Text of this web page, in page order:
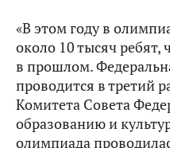
«В этом году в
около 10 тысяч ребят,
в прошлом.
проводится в третий
Комитета Совета
образованию и
олимпиада